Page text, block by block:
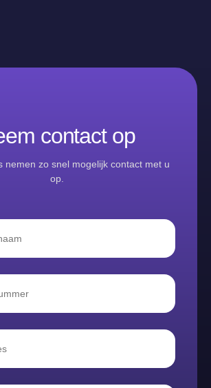
contact op
nemen zo snel mogelijk contact met u
op.